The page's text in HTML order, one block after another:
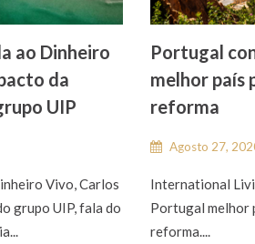
ao Dinheiro
da
UIP
Vivo, Carlos
grupo UIP, fala do
Portugal
melhor país
reforma
Agosto 27,
International
Portugal melhor
reforma....